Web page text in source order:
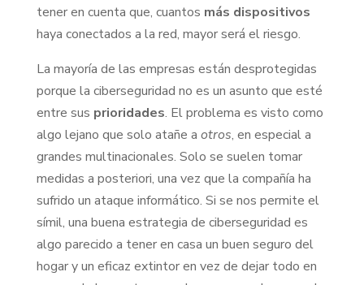
tener en cuenta que, cuantos más dispositivos
haya conectados a la red, mayor será el riesgo.
La mayoría de las empresas están desprotegidas
porque la ciberseguridad no es un asunto que esté
entre sus prioridades. El problema es visto como
algo lejano que solo atañe a otros, en especial a
grandes multinacionales. Solo se suelen tomar
medidas a posteriori, una vez que la compañía ha
sufrido un ataque informático. Si se nos permite el
símil, una buena estrategia de ciberseguridad es
algo parecido a tener en casa un buen seguro del
hogar y un eficaz extintor en vez de dejar todo en